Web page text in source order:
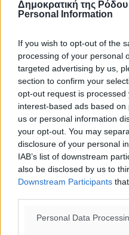
Δημοκρατική της Ρόδου
Personal Information
If you wish to opt-out of the
processing of your personal
targeted advertising by us,
section to confirm your
opt-out request is
interest-based ads based
us or personal information
your opt-out. You may
disclosure of your personal
IAB’s list of downstream
also be disclosed by us to
Downstream Participants
Personal Data
αγωνιστικής του
Δωδεκανήσου, με τα
06.12.23, 16:23